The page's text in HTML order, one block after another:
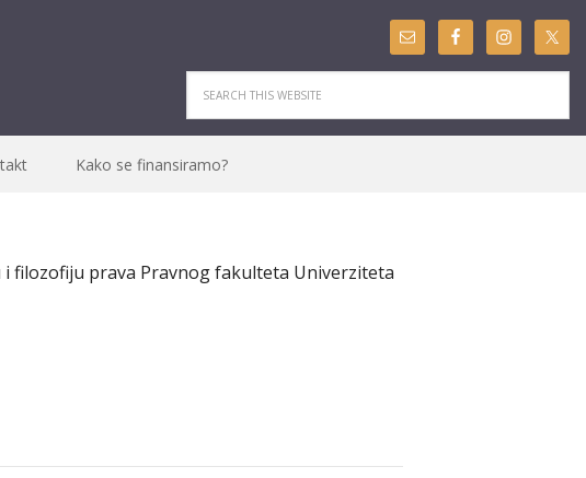
Kako se finansiramo?
filozofiju prava Pravnog fakulteta Univerziteta